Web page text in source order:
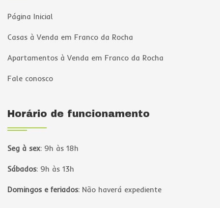
Página Inicial
Casas à Venda em Franco da Rocha
Apartamentos à Venda em Franco da Rocha
Fale conosco
Horário de funcionamento
Seg à sex: 9h às 18h
Sábados: 9h às 13h
Domingos e feriados: Não haverá expediente